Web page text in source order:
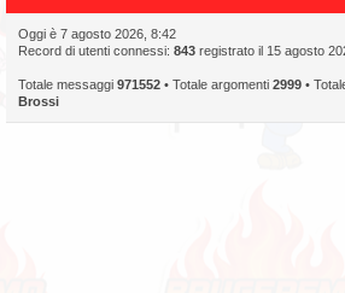
Oggi è 7 agosto 2026, 8:42
Record di utenti connessi: 843 registrato il 15 agosto
Totale messaggi 971552 • Totale argomenti 2999 •
Brossi